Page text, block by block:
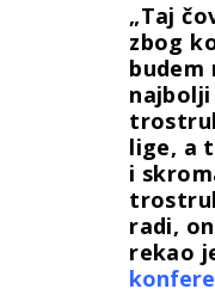
„Taj
zbog
budem
lige, a
i
radi,
rekao